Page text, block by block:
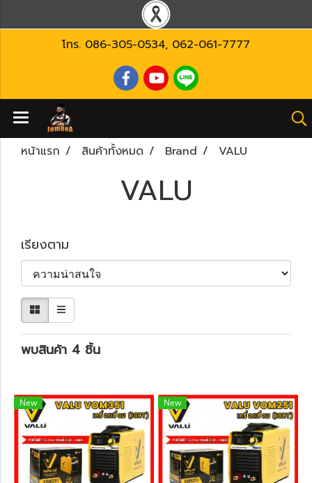
โทร. 086-305-0534, 062-061-7777
หน้าแรก สินค้าทั้งหมด Brand VALU
VALU
เรียงตาม
พบสินค้า 4 ชิ้น
New New